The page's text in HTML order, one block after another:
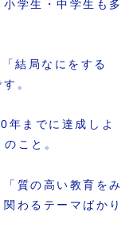
学生・中学生も多
結局なにをする
。
までに達成しよ
こと。
「質の高い教育をみ
わるテーマばかり